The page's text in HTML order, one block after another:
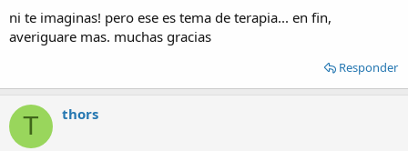
ni te imaginas! pero ese es tema de terapia... en fin,
averiguare mas. muchas gracias
Responder
T thors